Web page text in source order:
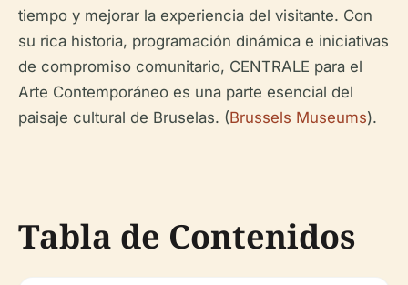
tiempo y mejorar la experiencia del visitante. Con
su rica historia, programación dinámica e iniciativas
de compromiso comunitario, CENTRALE para el
Arte Contemporáneo es una parte esencial del
paisaje cultural de Bruselas. (Brussels Museums).
Tabla de Contenidos